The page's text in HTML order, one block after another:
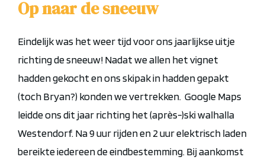
Op naar de sneeuw
Eindelijk was het weer tijd voor ons jaarlijkse uitje
richting de sneeuw!Nadat we allen het vignet
hadden gekocht en ons skipak in hadden gepakt
(toch Bryan?) konden we vertrekken. Google Maps
leidde ons dit jaar richting het (après-)ski walhalla
Westendorf. Na 9 uur rijden en 2 uur elektrisch laden
bereikte iedereen de eindbestemming. Bij aankomst